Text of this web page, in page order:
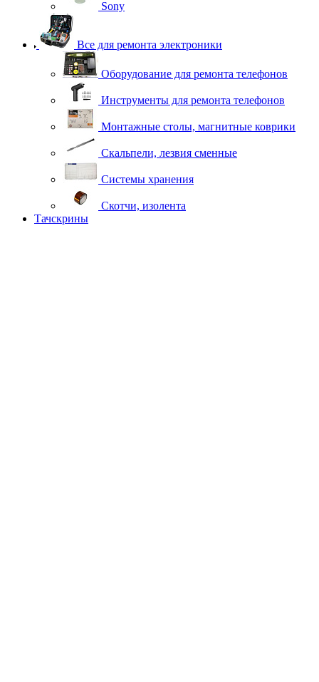
Sony
Все для ремонта электроники
Оборудование для ремонта телефонов
Инструменты для ремонта телефонов
Монтажные столы, магнитные коврики
Скальпели, лезвия сменные
Системы хранения
Скотчи, изолента
Тачскрины